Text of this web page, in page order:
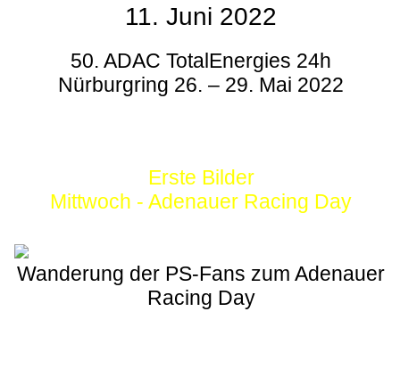
11. Juni 2022
50. ADAC TotalEnergies 24h
Nürburgring 26. – 29. Mai 2022
Erste Bilder
Mittwoch - Adenauer Racing Day
Wanderung der PS-Fans zum Adenauer
Racing Day